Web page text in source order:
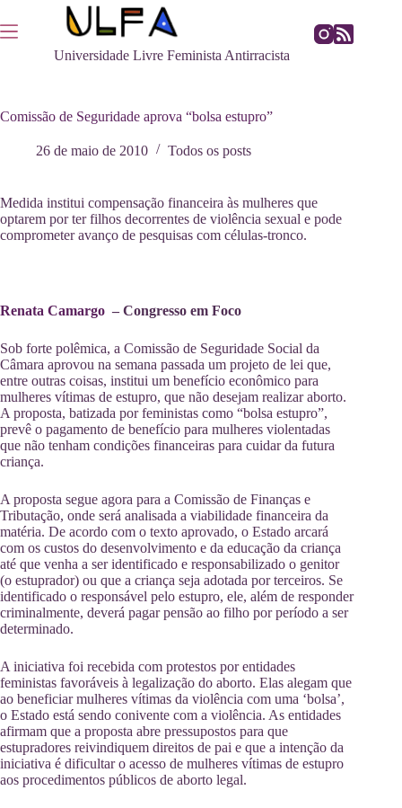
para
o
Universidade Livre Feminista Antirracista
Comissão de Seguridade aprova “bolsa estupro”
26 de maio de 2010 Todos os posts
Medida institui compensação financeira às mulheres que
optarem por ter filhos decorrentes de violência sexual e pode
comprometer avanço de pesquisas com células-tronco.
Renata Camargo – Congresso em Foco
Sob forte polêmica, a Comissão de Seguridade Social da
Câmara aprovou na semana passada um projeto de lei que,
entre outras coisas, institui um benefício econômico para
mulheres vítimas de estupro, que não desejam realizar aborto.
A proposta, batizada por feministas como “bolsa estupro”,
prevê o pagamento de benefício para mulheres violentadas
que não tenham condições financeiras para cuidar da futura
criança.
A proposta segue agora para a Comissão de Finanças e
Tributação, onde será analisada a viabilidade financeira da
matéria. De acordo com o texto aprovado, o Estado arcará
com os custos do desenvolvimento e da educação da criança
até que venha a ser identificado e responsabilizado o genitor
(o estuprador) ou que a criança seja adotada por terceiros. Se
identificado o responsável pelo estupro, ele, além de responder
criminalmente, deverá pagar pensão ao filho por período a ser
determinado.
A iniciativa foi recebida com protestos por entidades
feministas favoráveis à legalização do aborto. Elas alegam que
ao beneficiar mulheres vítimas da violência com uma ‘bolsa’,
o Estado está sendo conivente com a violência. As entidades
afirmam que a proposta abre pressupostos para que
estupradores reivindiquem direitos de pai e que a intenção da
iniciativa é dificultar o acesso de mulheres vítimas de estupro
aos procedimentos públicos de aborto legal.